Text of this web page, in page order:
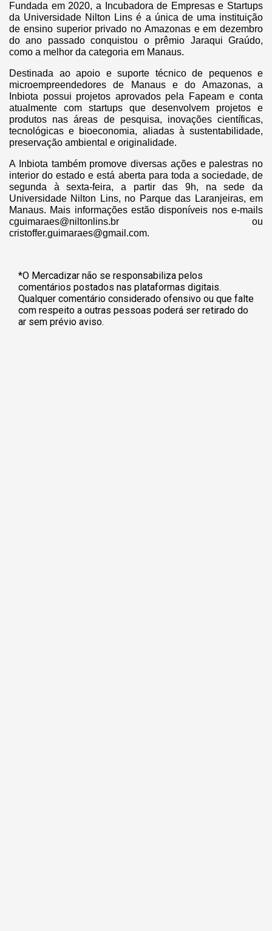
Fundada em 2020, a Incubadora de Empresas e Startups
da Universidade Nilton Lins é a única de uma instituição
de ensino superior privado no Amazonas e em dezembro
do ano passado conquistou o prêmio Jaraqui Graúdo,
como a melhor da categoria em Manaus.
Destinada ao apoio e suporte técnico de pequenos e
microempreendedores de Manaus e do Amazonas, a
Inbiota possui projetos aprovados pela Fapeam e conta
atualmente com startups que desenvolvem projetos e
produtos nas áreas de pesquisa, inovações científicas,
tecnológicas e bioeconomia, aliadas à sustentabilidade,
preservação ambiental e originalidade.
A Inbiota também promove diversas ações e palestras no
interior do estado e está aberta para toda a sociedade, de
segunda à sexta-feira, a partir das 9h, na sede da
Universidade Nilton Lins, no Parque das Laranjeiras, em
Manaus. Mais informações estão disponíveis nos e-mails
cguimaraes@niltonlins.br ou
cristoffer.guimaraes@gmail.com.
*O Mercadizar não se responsabiliza pelos
comentários postados nas plataformas digitais.
Qualquer comentário considerado ofensivo ou que falte
com respeito a outras pessoas poderá ser retirado do
ar sem prévio aviso.